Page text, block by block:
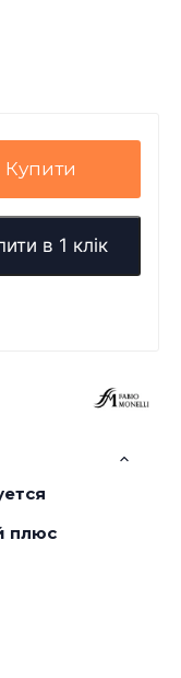
Купити
в 1 клік
плюс